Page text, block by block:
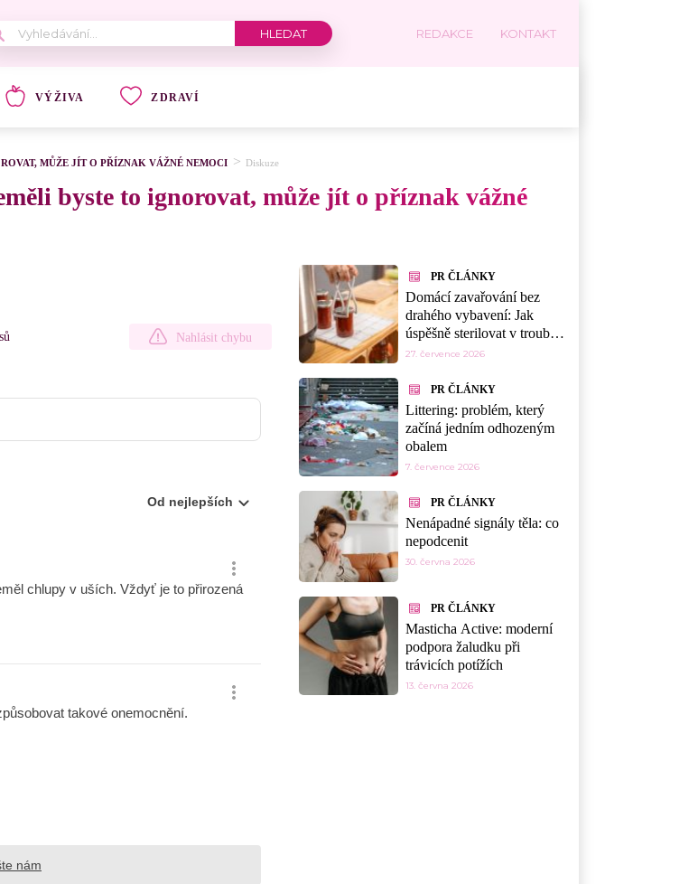
REDAKCE KONTAKT
VÝŽIVA ZDRAVÍ
MŮŽE JÍT O PŘÍZNAK VÁŽNÉ NEMOCI Diskuze
byste to ignorovat, může jít o příznak vážné
Nahlásit chybu
PR ČLÁNKY
Domácí zavařování bez
drahého vybavení: Jak
úspěšně sterilovat v troubě,
myčce nebo mikrovlnce
27. července 2026
PR ČLÁNKY
Littering: problém, který
začíná jedním odhozeným
obalem
7. července 2026
PR ČLÁNKY
Nenápadné signály těla: co
nepodcenit
30. června 2026
PR ČLÁNKY
Masticha Active: moderní
podpora žaludku při
trávicích potížích
13. června 2026